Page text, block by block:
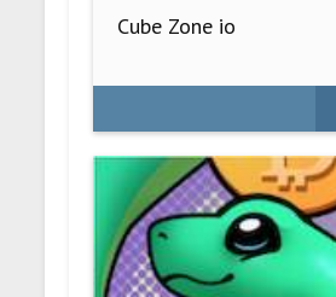
Cube Zone io